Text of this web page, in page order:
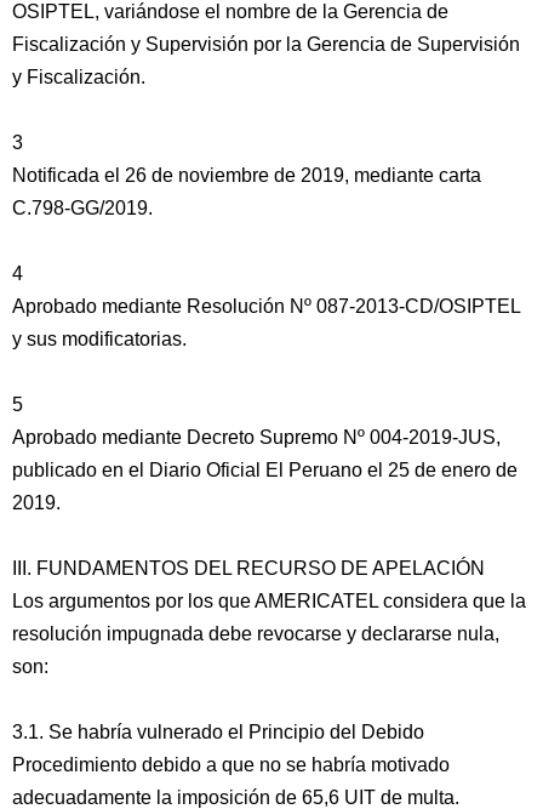
OSIPTEL, variándose el nombre de la Gerencia de
Fiscalización y Supervisión por la Gerencia de Supervisión
y Fiscalización.
3
Notificada el 26 de noviembre de 2019, mediante carta
C.798-GG/2019.
4
Aprobado mediante Resolución Nº 087-2013-CD/OSIPTEL
y sus modificatorias.
5
Aprobado mediante Decreto Supremo Nº 004-2019-JUS,
publicado en el Diario Oficial El Peruano el 25 de enero de
2019.
III. FUNDAMENTOS DEL RECURSO DE APELACIÓN
Los argumentos por los que AMERICATEL considera que la
resolución impugnada debe revocarse y declararse nula,
son:
3.1. Se habría vulnerado el Principio del Debido
Procedimiento debido a que no se habría motivado
adecuadamente la imposición de 65,6 UIT de multa.